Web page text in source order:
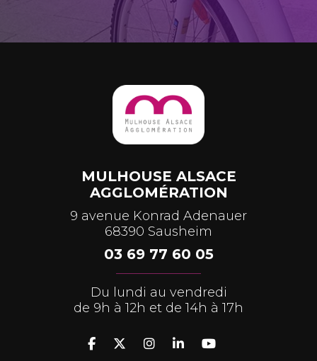
MULHOUSE ALSACE
AGGLOMÉRATION
9 avenue Konrad Adenauer
68390 Sausheim
03 69 77 60 05
Du lundi au vendredi
de 9h à 12h et de 14h à 17h